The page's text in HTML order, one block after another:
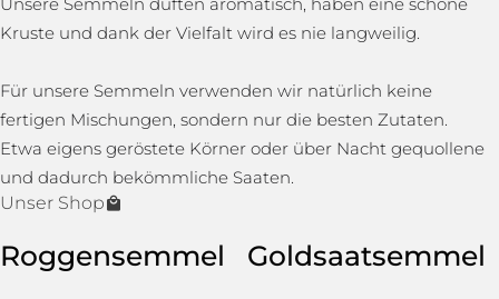
Kruste und dank der Vielfalt wird es nie langweilig.
Für unsere Semmeln verwenden wir natürlich keine
fertigen Mischungen, sondern nur die besten Zutaten.
Etwa eigens geröstete Körner oder über Nacht gequollene
und dadurch bekömmliche Saaten.
Unser Shop
Roggensemmel
Goldsaatsemmel